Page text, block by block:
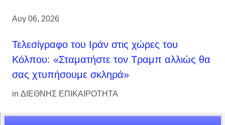
Αυγ 06, 2026
Τελεσίγραφο του Ιράν στις χώρες του
Κόλπου: «Σταματήστε τον Τραμπ αλλιώς θα
σας χτυπήσουμε σκληρά»
in ΔΙΕΘΝΗΣ ΕΠΙΚΑΙΡΟΤΗΤΑ